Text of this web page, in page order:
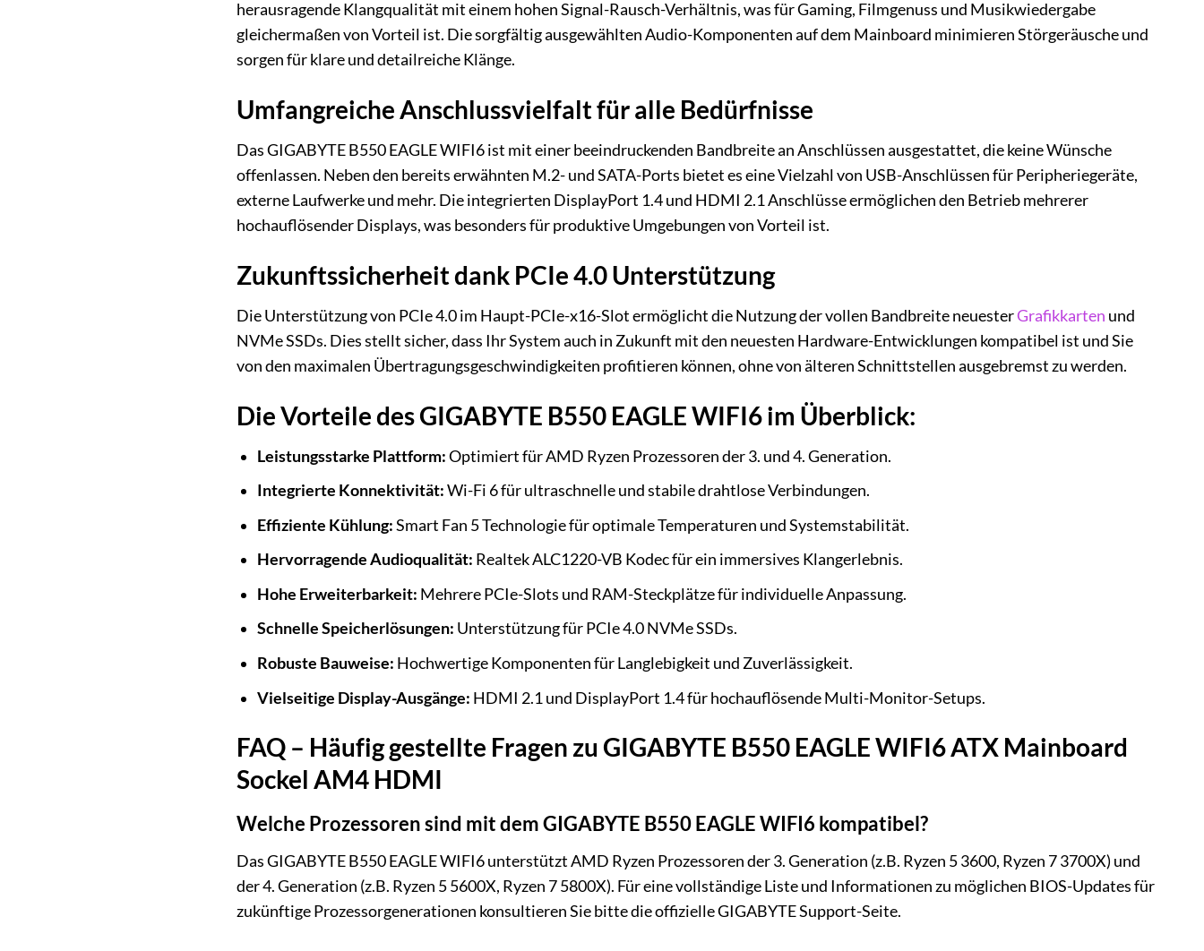
herausragende Klangqualität mit einem hohen Signal-Rausch-Verhältnis, was für Gaming, Filmgenuss und Musikwiedergabe
gleichermaßen von Vorteil ist. Die sorgfältig ausgewählten Audio-Komponenten auf dem Mainboard minimieren Störgeräusche und
sorgen für klare und detailreiche Klänge.
Umfangreiche Anschlussvielfalt für alle Bedürfnisse
Das GIGABYTE B550 EAGLE WIFI6 ist mit einer beeindruckenden Bandbreite an Anschlüssen ausgestattet, die keine Wünsche
offenlassen. Neben den bereits erwähnten M.2- und SATA-Ports bietet es eine Vielzahl von USB-Anschlüssen für Peripheriegeräte,
externe Laufwerke und mehr. Die integrierten DisplayPort 1.4 und HDMI 2.1 Anschlüsse ermöglichen den Betrieb mehrerer
hochauflösender Displays, was besonders für produktive Umgebungen von Vorteil ist.
Zukunftssicherheit dank PCIe 4.0 Unterstützung
Die Unterstützung von PCIe 4.0 im Haupt-PCIe-x16-Slot ermöglicht die Nutzung der vollen Bandbreite neuesterGrafikkarten und
NVMe SSDs. Dies stellt sicher, dass Ihr System auch in Zukunft mit den neuesten Hardware-Entwicklungen kompatibel ist und Sie
von den maximalen Übertragungsgeschwindigkeiten profitieren können, ohne von älteren Schnittstellen ausgebremst zu werden.
Die Vorteile des GIGABYTE B550 EAGLE WIFI6 im Überblick:
Leistungsstarke Plattform:Optimiert für AMD Ryzen Prozessoren der 3. und 4. Generation.
Integrierte Konnektivität:Wi-Fi 6 für ultraschnelle und stabile drahtlose Verbindungen.
Effiziente Kühlung:Smart Fan 5 Technologie für optimale Temperaturen und Systemstabilität.
Hervorragende Audioqualität: Realtek ALC1220-VB Kodec für ein immersives Klangerlebnis.
Hohe Erweiterbarkeit: Mehrere PCIe-Slots und RAM-Steckplätze für individuelle Anpassung.
Schnelle Speicherlösungen: Unterstützung für PCIe 4.0 NVMe SSDs.
Robuste Bauweise: Hochwertige Komponenten für Langlebigkeit und Zuverlässigkeit.
Vielseitige Display-Ausgänge: HDMI 2.1 und DisplayPort 1.4 für hochauflösende Multi-Monitor-Setups.
FAQ – Häufig gestellte Fragen zu GIGABYTE B550 EAGLE WIFI6 ATX Mainboard
Sockel AM4 HDMI
Welche Prozessoren sind mit dem GIGABYTE B550 EAGLE WIFI6 kompatibel?
Das GIGABYTE B550 EAGLE WIFI6 unterstützt AMD Ryzen Prozessoren der 3. Generation (z.B. Ryzen 5 3600, Ryzen 7 3700X) und
der 4. Generation (z.B. Ryzen 5 5600X, Ryzen 7 5800X). Für eine vollständige Liste und Informationen zu möglichen BIOS-Updates für
zukünftige Prozessorgenerationen konsultieren Sie bitte die offizielle GIGABYTE Support-Seite.